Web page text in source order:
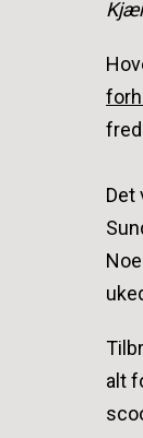
Det
alt